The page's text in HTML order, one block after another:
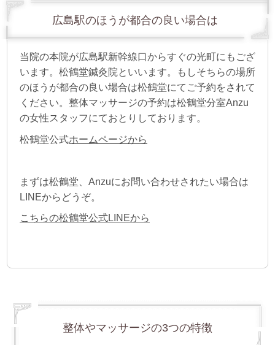
広島駅のほうが都合の良い場合は
当院の本院が広島駅新幹線口からすぐの光町にもござ
います。 松鶴堂鍼灸院といいます。
もしそちらの場所
のほうが都合の良い場合は松鶴堂にてご予約をされて
ください。整体マッサージの予約は松鶴堂分室Anzu
の女性スタッフにておとりしております。
松鶴堂公式ホームページから
まずは松鶴堂、Anzuにお問い合わせされたい場合は
LINEからどうぞ。
こちらの松鶴堂公式LINEから
整体やマッサージの3つの特徴